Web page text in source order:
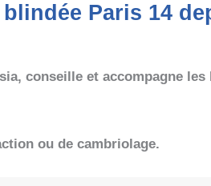
Paris 14
conseille et accompagne
ou de cambriolage.